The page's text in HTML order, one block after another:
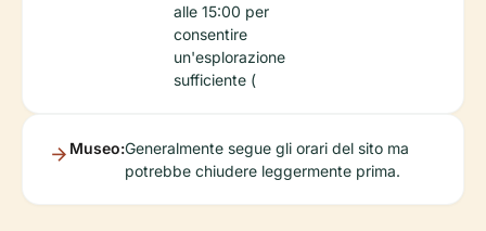
alle 15:00 per
consentire
un'esplorazione
sufficiente (
Museo:Generalmente segue gli orari del sito ma
potrebbe chiudere leggermente prima.